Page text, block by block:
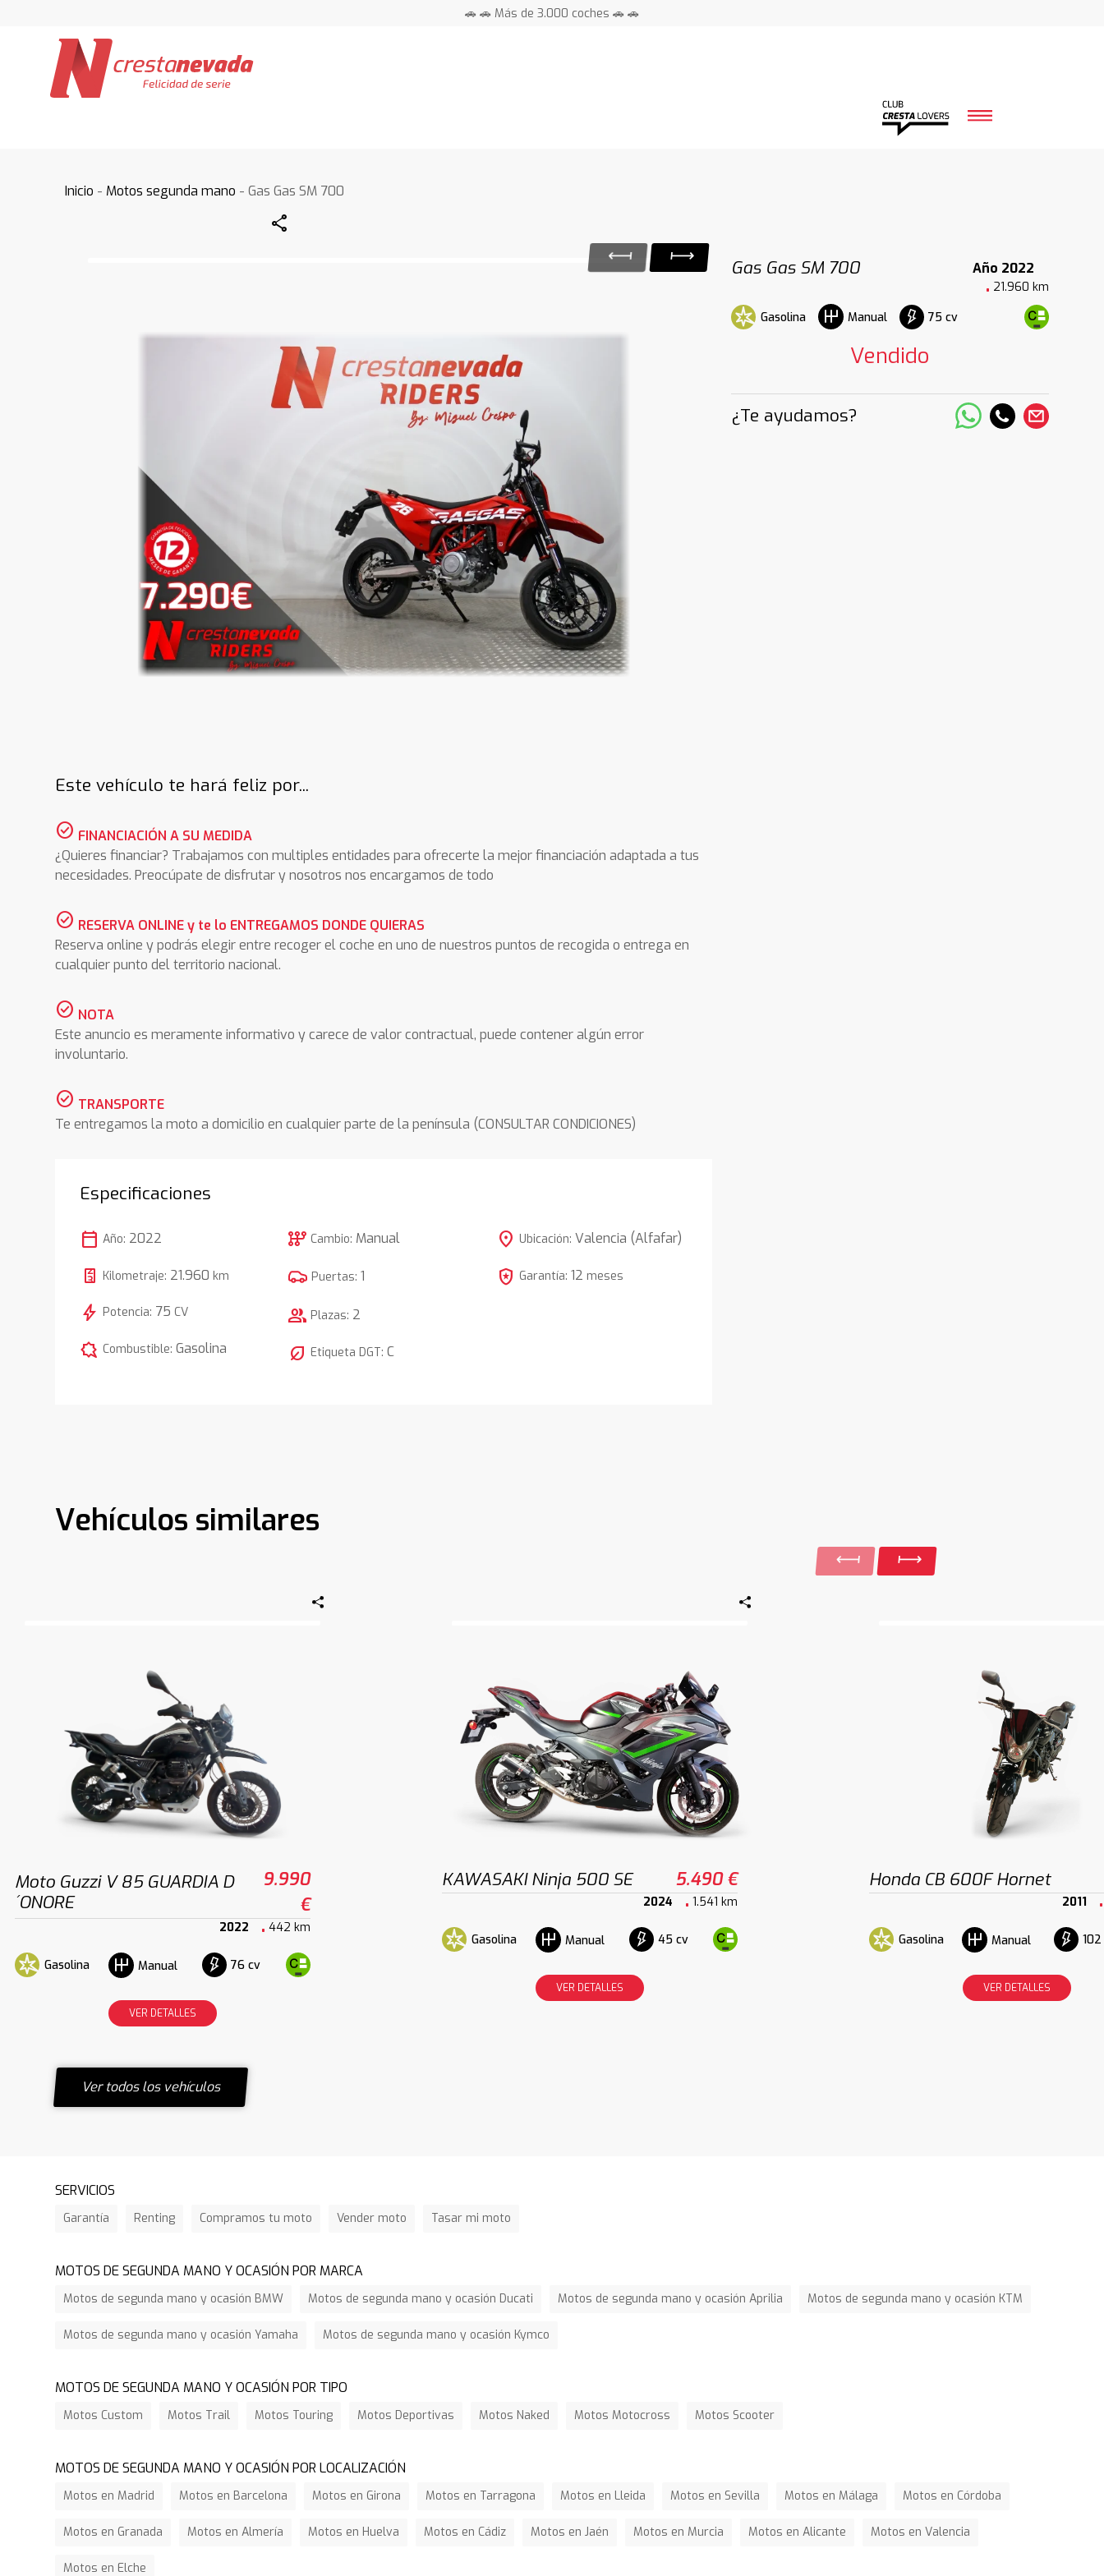
🚗 🚗 Más de 3.000 coches 🚗 🚗
Inicio - Motos segunda mano - Gas Gas SM 700
Share
Gas Gas SM 700
Año 2022
21.960 km
Gasolina
Manual 75 cv
Vendido
¿Te ayudamos?
Este vehículo te hará feliz por...
check_circle FINANCIACIÓN A SU MEDIDA
¿Quieres financiar? Trabajamos con multiples entidades para ofrecerte la mejor financiación adaptada a tus
necesidades. Preocúpate de disfrutar y nosotros nos encargamos de todo
check_circle RESERVA ONLINE y te lo ENTREGAMOS DONDE QUIERAS
Reserva online y podrás elegir entre recoger el coche en uno de nuestros puntos de recogida o entrega en
cualquier punto del territorio nacional.
check_circle NOTA
Este anuncio es meramente informativo y carece de valor contractual, puede contener algún error
involuntario.
check_circle TRANSPORTE
Te entregamos la moto a domicilio en cualquier parte de la península (CONSULTAR CONDICIONES)
Especificaciones
calendar_today Año: 2022
Kilometraje: 21.960 km
bolt Potencia: 75 CV
comic_bubble Combustible:Gasolina
auto_transmission Cambio: Manual
Puertas:1
group Plazas: 2
nest_eco_leaf Etiqueta DGT:C
location_on Ubicación: Valencia (Alfafar)
local_police Garantía: 12 meses
Vehículos similares
Moto Guzzi V 85 GUARDIA D
´ONORE
9.990
€
2022 442 km
Gasolina Manual 76 cv
VER DETALLES
KAWASAKI Ninja 500 SE 5.490 €
2024 1.541 km
Gasolina Manual 45 cv
VER DETALLES
Honda CB 600F Hornet
2011
Gasolina Manual
VER DETALLES
Ver todos los vehículos
SERVICIOS
Garantía Renting Compramos tu moto Vender moto Tasar mi moto
MOTOS DE SEGUNDA MANO Y OCASIÓN POR MARCA
Motos de segunda mano y ocasión BMW Motos de segunda mano y ocasión Ducati Motos de segunda mano y ocasión Aprilia Motos de segunda mano y ocasión KTM
Motos de segunda mano y ocasión Yamaha Motos de segunda mano y ocasión Kymco
MOTOS DE SEGUNDA MANO Y OCASIÓN POR TIPO
Motos Custom Motos Trail Motos Touring Motos Deportivas Motos Naked Motos Motocross Motos Scooter
MOTOS DE SEGUNDA MANO Y OCASIÓN POR LOCALIZACIÓN
Motos en Madrid Motos en Barcelona Motos en Girona Motos en Tarragona Motos en Lleida Motos en Sevilla Motos en Málaga Motos en Córdoba
Motos en Granada Motos en Almería Motos en Huelva Motos en Cádiz Motos en Jaén Motos en Murcia Motos en Alicante Motos en Valencia
Motos en Elche